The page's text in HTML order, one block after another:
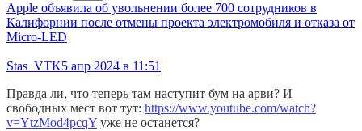
Apple объявила об увольнении более 700 сотрудников в
Калифорнии после отмены проекта электромобиля и отказа от
Micro-LED
Stas_VTK5 апр 2024 в 11:51
Правда ли, что теперь там наступит бум на арви? И
свободных мест вот тут: https://www.youtube.com/watch?
v=YtzMod4pcqY уже не останется?